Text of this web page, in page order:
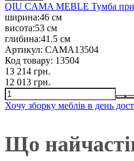
QIU CAMA MEBLE Тумба
ширина:46 см
висота:53 см
глибина:41.5 см
Артикул: CAMA13504
Код товару: 13504
13 214 грн.
12 013 грн.
Хочу зборку меблів в день
Що